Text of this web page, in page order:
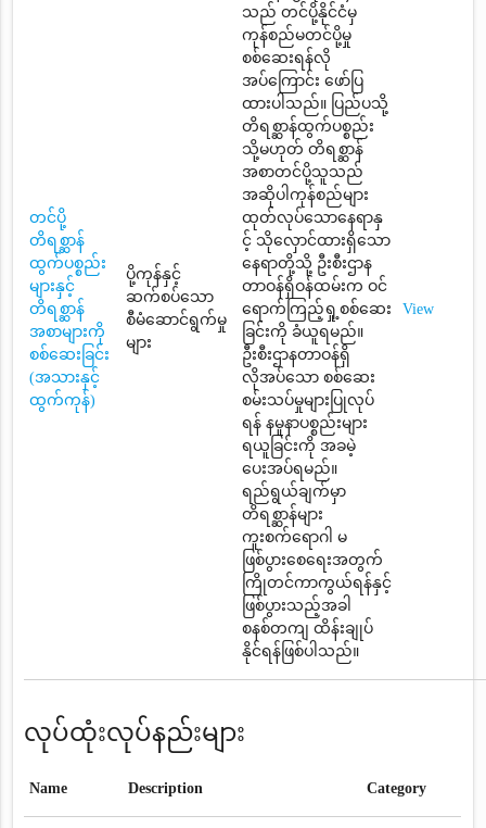
တင်ပို့
တိရစ္ဆာန်
ထွက်ပစ္စည်း
များနှင့်
တိရစ္ဆာန်
အစာများကို
စစ်ဆေးခြင်း
(အသားနှင့်
ထွက်ကုန်)
ပို့ကုန်နှင့်
ဆက်စပ်သော
စီမံဆောင်ရွက်မှု
များ
သည် တင်ပို့နိုင်ငံမှ
ကုန်စည်မတင်ပို့မှု
စစ်ဆေးရန်လို
အပ်ကြောင်း ဖော်ပြ
ထားပါသည်။ ပြည်ပသို့
တိရစ္ဆာန်ထွက်ပစ္စည်း
သို့မဟုတ် တိရစ္ဆာန်
အစာတင်ပို့သူသည်
အဆိုပါကုန်စည်များ
ထုတ်လုပ်သောနေရာနှ
င့် သိုလှောင်ထားရှိသော
နေရာတို့သို့ ဦးစီးဌာန
တာဝန်ရှိဝန်ထမ်းက ဝင်
ရောက်ကြည့်ရှု့စစ်ဆေး
ခြင်းကို ခံယူရမည်။
ဦးစီးဌာနတာဝန်ရှိ
လိုအပ်သော စစ်ဆေး
စမ်းသပ်မှုများပြုလုပ်
ရန် နမူနာပစ္စည်းများ
ရယူခြင်းကို အခမဲ့
ပေးအပ်ရမည်။
ရည်ရွယ်ချက်မှာ
တိရစ္ဆာန်များ
ကူးစက်ရောဂါ မ
ဖြစ်ပွားစေရေးအတွက်
ကြိုတင်ကာကွယ်ရန်နှင့်
ဖြစ်ပွားသည့်အခါ
စနစ်တကျ ထိန်းချုပ်
နိုင်ရန်ဖြစ်ပါသည်။
View
လုပ်ထုံးလုပ်နည်းများ
Name Description Category